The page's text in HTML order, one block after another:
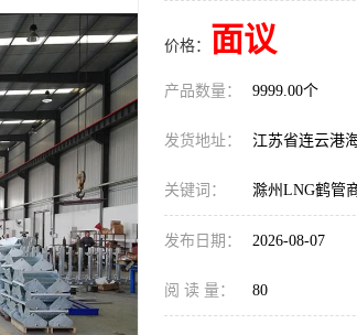
价格： 面议
产品数量： 9999.00个
发货地址： 江苏省连云港
关键词： 滁州LNG鹤管
发布日期： 2026-08-07
阅 读 量： 80